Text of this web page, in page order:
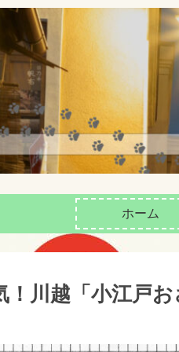
ホーム
！川越「小江戸